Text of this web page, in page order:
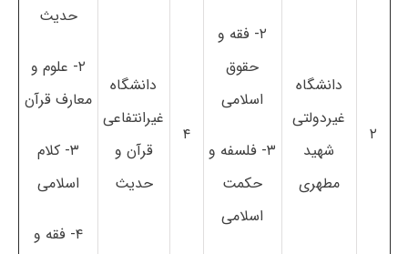
۲
دانشگاه
غیردولتی
شهید
مطهری
۲- فقه و
حقوق
اسلامی
۳- فلسفه و
حکمت
اسلامی
۴
دانشگاه
غیرانتفاعی
قرآن و
حدیث
حدیث
۲- علوم و
معارف قرآن
۳- کلام
اسلامی
۴- فقه و